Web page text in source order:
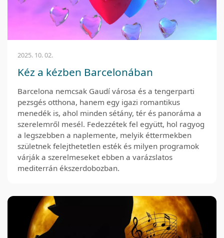
2025. 10. 02.
Kéz a kézben Barcelonában
Barcelona nemcsak Gaudí városa és a tengerparti
pezsgés otthona, hanem egy igazi romantikus
menedék is, ahol minden sétány, tér és panoráma a
szerelemről mesél. Fedezzétek fel együtt, hol ragyog
a legszebben a naplemente, melyik éttermekben
születnek felejthetetlen esték és milyen programok
várják a szerelmeseket ebben a varázslatos
mediterrán ékszerdobozban.